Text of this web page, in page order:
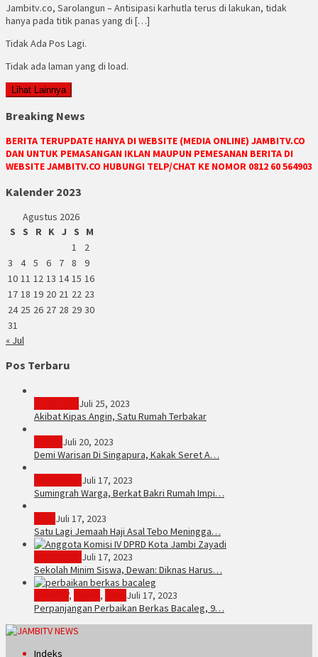
Jambitv.co, Sarolangun – Antisipasi karhutla terus di lakukan, tidak
hanya pada titik panas yang di […]
Tidak Ada Pos Lagi.
Tidak ada laman yang di load.
Lihat Lainnya
Breaking News
BERITA TERUPDATE HANYA DI WEBSITE (MEDIA ONLINE) JAMBITV.CO
DAN UNTUK PEMASANGAN IKLAN MAUPUN PEMESANAN BERITA DI
WEBSITE JAMBITV.CO HUBUNGI TELP/CHAT KE NOMOR 0812 60 564903
Kalender 2023
Agustus 2026
S
S R K J S
M
1
2
3
4 5 6 7 8
9
10 11 12 13 14 15 16
17 18 19 20 21 22 23
24 25 26 27 28 29 30
31
« Jul
Pos Terbaru
Juli 25, 2023
Akibat Kipas Angin, Satu Rumah Terbakar
Juli 20, 2023
Demi Warisan Di Singapura, Kakak Seret A…
Juli 17, 2023
Sumingrah Warga, Berkat Bakri Rumah Impi…
Juli 17, 2023
Satu Lagi Jemaah Haji Asal Tebo Meningga…
Juli 17, 2023
Sekolah Minim Siswa, Dewan: Diknas Harus…
, ,
Juli 17, 2023
Perpanjangan Perbaikan Berkas Bacaleg, 9…
Indeks